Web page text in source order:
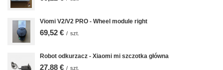
Viomi V2/V2 PRO - Wheel module right
69,52 € / szt.
Robot odkurzacz - Xiaomi mi szczotka główna
27,88 € / szt.